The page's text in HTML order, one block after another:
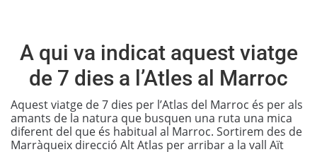
A qui va indicat aquest viatge
de 7 dies a l’Atles al Marroc
Aquest viatge de 7 dies per l’Atlas del Marroc és per als
amants de la natura que busquen una ruta una mica
diferent del que és habitual al Marroc. Sortirem des de
Marràqueix direcció Alt Atlas per arribar a la vall Aït